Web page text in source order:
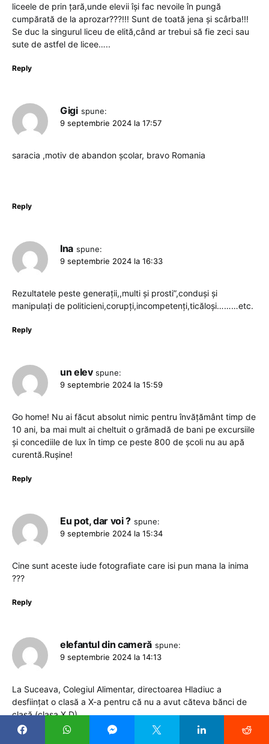
liceele de prin țară,unde elevii își fac nevoile în pungă
cumpărată de la aprozar???!!! Sunt de toată jena și scârba!!!
Se duc la singurul liceu de elită,când ar trebui să fie zeci sau
sute de astfel de licee…..
Reply
Gigi spune:
9 septembrie 2024 la 17:57
saracia ,motiv de abandon școlar, bravo Romania
Reply
Ina spune:
9 septembrie 2024 la 16:33
Rezultatele peste generații,,multi și prosti”,conduși și
manipulați de politicieni,corupți,incompetenți,ticăloși………etc.
Reply
un elev spune:
9 septembrie 2024 la 15:59
Go home! Nu ai făcut absolut nimic pentru învățământ timp de
10 ani, ba mai mult ai cheltuit o grămadă de bani pe excursiile
și concediile de lux în timp ce peste 800 de școli nu au apă
curentă.Rușine!
Reply
Eu pot, dar voi ? spune:
9 septembrie 2024 la 15:34
Cine sunt aceste iude fotografiate care isi pun mana la inima
???
Reply
elefantul din cameră spune:
9 septembrie 2024 la 14:13
La Suceava, Colegiul Alimentar, directoarea Hladiuc a
desființat o clasă a X-a pentru că nu a avut căteva bănci de
clasă (clasa X D).